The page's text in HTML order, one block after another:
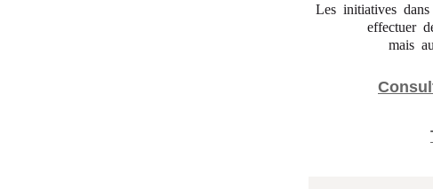
Les initiatives
effectuer
mais